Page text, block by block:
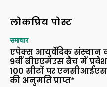
लोकप्रिय पोस्ट
समाचार
एपेक्स आयुर्वेदिक संस्थान
9वीं बीएएमएस बैच में
100 सीटों पर
की अनुमति प्राप्त*